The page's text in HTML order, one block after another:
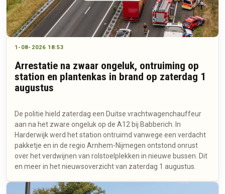
1-08-2026 18:53
Arrestatie na zwaar ongeluk, ontruiming op
station en plantenkas in brand op zaterdag 1
augustus
De politie hield zaterdag een Duitse vrachtwagenchauffeur
aan na het zware ongeluk op de A12 bij Babberich. In
Harderwijk werd het station ontruimd vanwege een verdacht
pakketje en in de regio Arnhem-Nijmegen ontstond onrust
over het verdwijnen van rolstoelplekken in nieuwe bussen. Dit
en meer in het nieuwsoverzicht van zaterdag 1 augustus.